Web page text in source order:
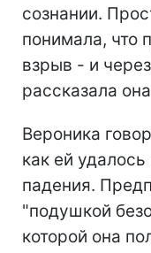
сознании.
понимала, что
взрыв - и
рассказала
Вероника
как ей
падения.
"подушкой
которой она